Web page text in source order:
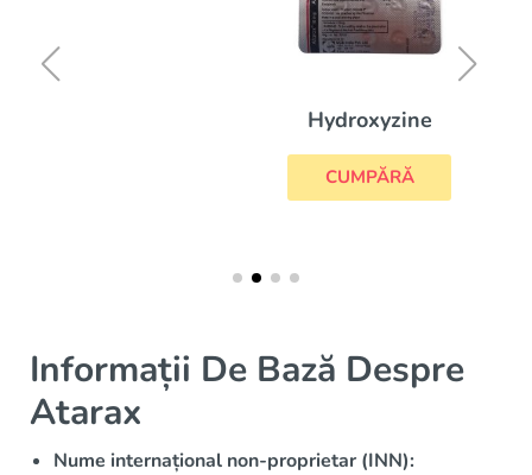
Hydroxyzine
Informații De Bază Despre
Atarax
Nume internațional non-proprietar (INN):